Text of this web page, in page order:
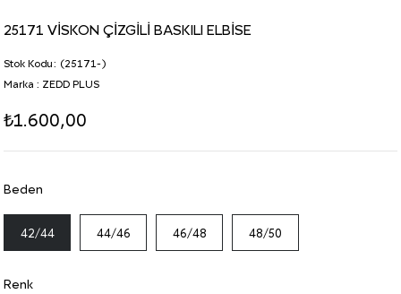
25171 VİSKON ÇİZGİLİ BASKILI ELBİSE
(25171-)
Stok Kodu
Marka : ZEDD PLUS
₺1.600,00
Beden
42/44 44/46 46/48 48/50
Renk